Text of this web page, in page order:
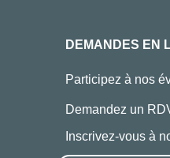
DEMANDES EN
Participez à nos
Demandez un
Inscrivez-vous à